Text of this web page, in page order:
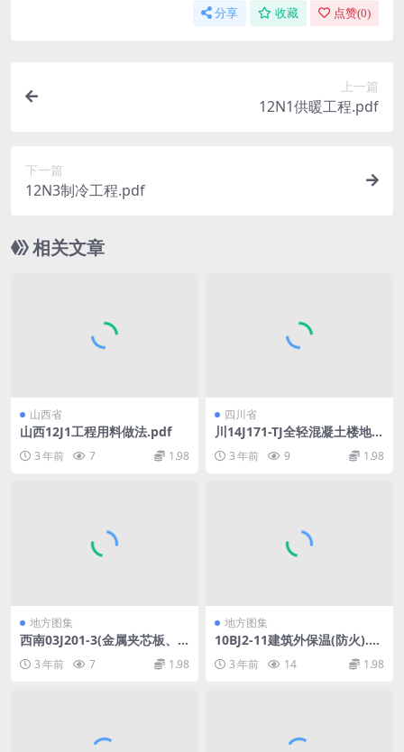
分享 收藏 点赞(0)
上一篇
12N1供暖工程.pdf
下一篇
12N3制冷工程.pdf
相关文章
山西省
山西12J1工程用料做法.pdf
3 年前 7 1.98
四川省
川14J171-TJ全轻混凝土楼地
面保温隔热建筑构造无水印.p
df 3 年前 9 1.98
地方图集
西南03J201-3(金属夹芯板、
金属压型板、采光玻璃屋面).p
df 3 年前 7 1.98
地方图集
10BJ2-11建筑外保温(防火).p
3 年前 14 1.98